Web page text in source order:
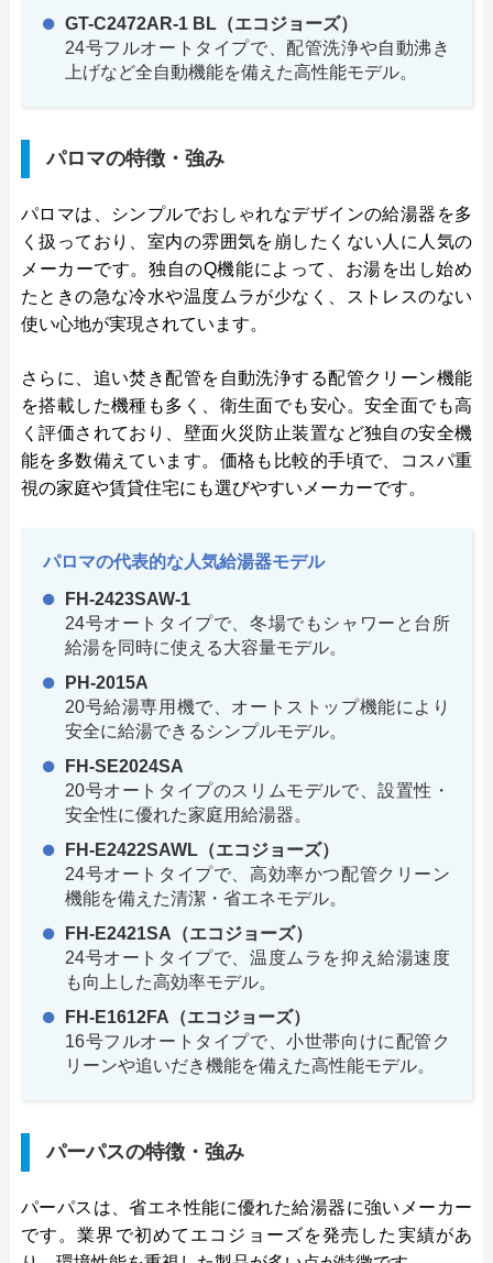
GT-C2472AR-1 BL（エコジョーズ）
24号フルオートタイプで、配管洗浄や自動沸き
上げなど全自動機能を備えた高性能モデル。
パロマの特徴・強み
パロマは、シンプルでおしゃれなデザインの給湯器を多
く扱っており、室内の雰囲気を崩したくない人に人気の
メーカーです。独自のQ機能によって、お湯を出し始め
たときの急な冷水や温度ムラが少なく、ストレスのない
使い心地が実現されています。
さらに、追い焚き配管を自動洗浄する配管クリーン機能
を搭載した機種も多く、衛生面でも安心。安全面でも高
く評価されており、壁面火災防止装置など独自の安全機
能を多数備えています。価格も比較的手頃で、コスパ重
視の家庭や賃貸住宅にも選びやすいメーカーです。
パロマの代表的な人気給湯器モデル
FH-2423SAW-1
24号オートタイプで、冬場でもシャワーと台所
給湯を同時に使える大容量モデル。
PH-2015A
20号給湯専用機で、オートストップ機能により
安全に給湯できるシンプルモデル。
FH-SE2024SA
20号オートタイプのスリムモデルで、設置性・
安全性に優れた家庭用給湯器。
FH-E2422SAWL（エコジョーズ）
24号オートタイプで、高効率かつ配管クリーン
機能を備えた清潔・省エネモデル。
FH-E2421SA（エコジョーズ）
24号オートタイプで、温度ムラを抑え給湯速度
も向上した高効率モデル。
FH-E1612FA（エコジョーズ）
16号フルオートタイプで、小世帯向けに配管ク
リーンや追いだき機能を備えた高性能モデル。
パーパスの特徴・強み
パーパスは、省エネ性能に優れた給湯器に強いメーカー
です。業界で初めてエコジョーズを発売した実績があ